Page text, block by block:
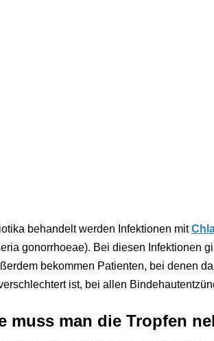
behandelt werden Infektionen mit
gonorrhoeae). Bei diesen Infektionen
bekommen Patienten, bei denen
ist, bei allen
muss man die Tropfen